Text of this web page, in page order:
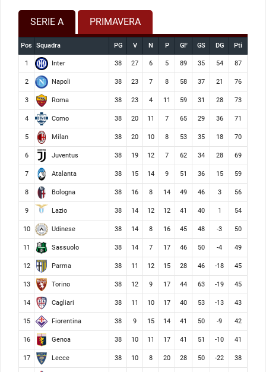
SERIE A PRIMAVERA
Pos Squadra PG V N P GF GS DG Pti
1 Inter 38 27 6 5 89 35 54 87
2 Napoli 38 23 7 8 58 37 21 76
3 Roma 38 23 4 11 59 31 28 73
4 Como 38 20 11 7 65 29 36 71
5 Milan 38 20 10 8 53 35 18 70
6 Juventus 38 19 12 7 62 34 28 69
7 Atalanta 38 15 14 9 51 36 15 59
8 Bologna 38 16 8 14 49 46 3 56
9 Lazio 38 14 12 12 41 40 1 54
10 Udinese 38 14 8 16 45 48 -3 50
11 Sassuolo 38 14 7 17 46 50 -4 49
12 Parma 38 11 12 15 28 46 -18 45
13 Torino 38 12 9 17 44 63 -19 45
14 Cagliari 38 11 10 17 40 53 -13 43
15 Fiorentina 38 9 15 14 41 50 -9 42
16 Genoa 38 10 11 17 41 51 -10 41
17 Lecce 38 10 8 20 28 50 -22 38